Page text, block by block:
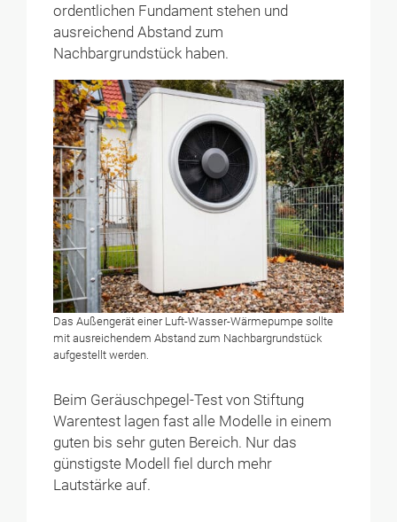
ordentlichen Fundament stehen und
ausreichend Abstand zum
Nachbargrundstück haben.
Das Außengerät einer Luft-Wasser-Wärmepumpe sollte
mit ausreichendem Abstand zum Nachbargrundstück
aufgestellt werden.
Beim Geräuschpegel-Test von Stiftung
Warentest lagen fast alle Modelle in einem
guten bis sehr guten Bereich. Nur das
günstigste Modell fiel durch mehr
Lautstärke auf.